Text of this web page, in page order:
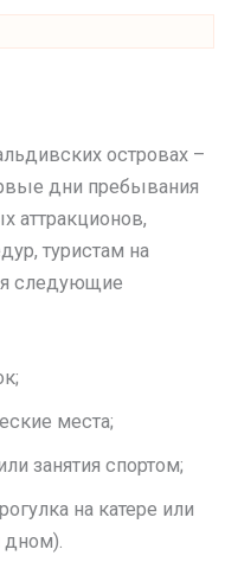
островах –
дни пребывания
аттракционов,
туристам на
следующие
места;
занятия спортом;
на катере или
дном).